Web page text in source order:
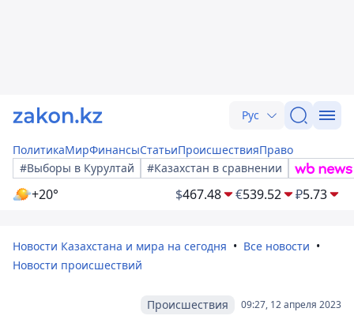
Рус
ПолитикаМирФинансыСтатьиПроисшествияПраво
#Выборы в Курултай
#Казахстан в сравнении
+20° $467.48 €539.52 ₽5.73
Новости Казахстана и мира на сегодня
Все новости
Новости происшествий
09:27, 12 апреля 2023
Происшествия